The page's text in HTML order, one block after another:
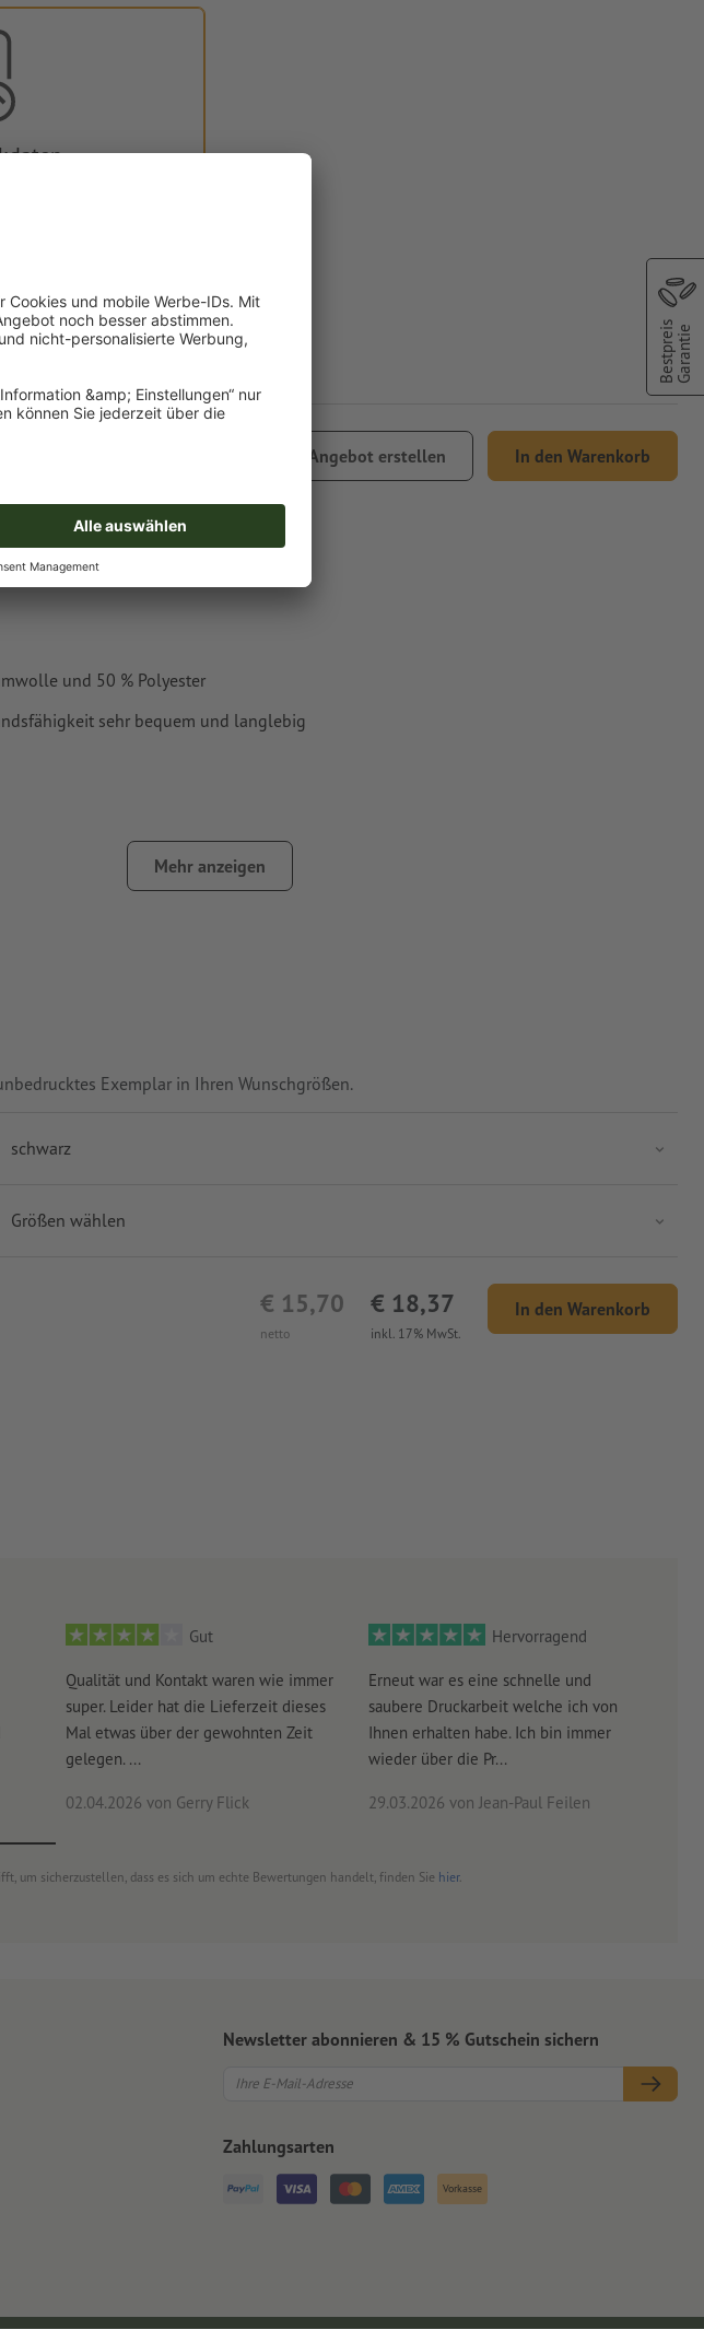
oder nach dem Kauf
Angebot erstellen In den Warenkorb
und 50 % Polyester
sehr bequem und langlebig
Mehr anzeigen
Exemplar in Ihren Wunschgrößen.
schwarz
Größen wählen
netto
€ 15,70
inkl. 17% MwSt.
€ 18,37 In den Warenkorb
Gut
Qualität und Kontakt waren wie immer
super. Leider hat die Lieferzeit dieses
Mal etwas über der gewohnten Zeit
gelegen. ...
02.04.2026 von Gerry Flick
Hervorragend
Erneut war es eine schnelle und
saubere Druckarbeit welche ich von
Ihnen erhalten habe. Ich bin immer
wieder über die Pr...
29.03.2026 von Jean-Paul Feilen
um sicherzustellen, dass es sich um echte Bewertungen handelt, finden Sie hier.
BestpreisGarantie
Newsletter abonnieren & 15 % Gutschein sichern
Zahlungsarten
Vorkasse